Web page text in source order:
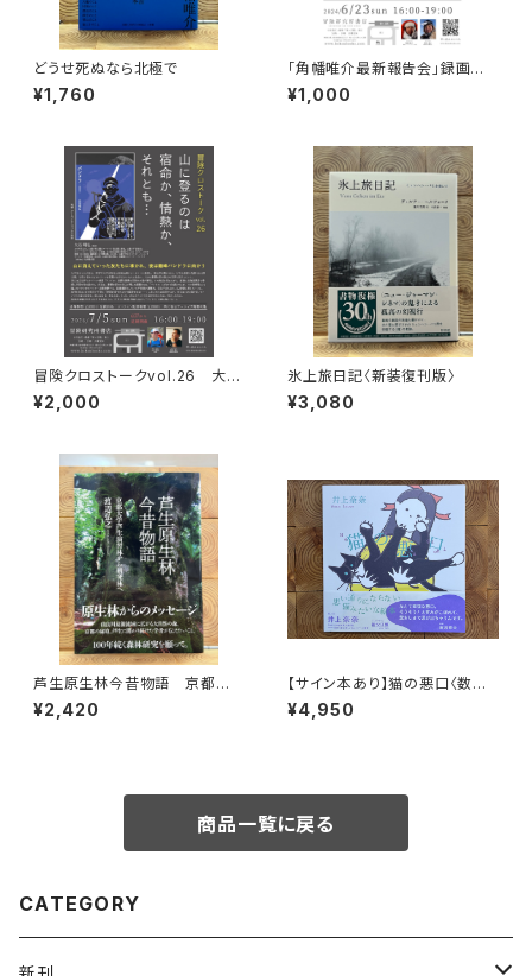
どうせ死ぬなら北極で
¥1,760
「角幡唯介最新報告会」録画視
聴権
¥1,000
冒険クロストークvol.26 大石
明弘「山に登るのは 宿命か、情
熱か、それとも…」録画視聴権
¥2,000
氷上旅日記〈新装復刊版〉
¥3,080
芦生原生林今昔物語 京都大
学芦生演習林から研究林へ
¥2,420
【サイン本あり】猫の悪口〈数量
限定・オリジナルトート付き〉
¥4,950
商品一覧に戻る
CATEGORY